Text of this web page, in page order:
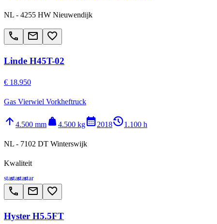
NL - 4255 HW Nieuwendijk
call email favorite_border
Linde H45T-02
€ 18.950
Gas Vierwiel Vorkheftruck
arrow_upward 4.500 mm weight 4.500 kgcalendar_month2018history_21.100 h
NL - 7102 DT Winterswijk
Kwaliteit
starstarstarstar
call email favorite_border
Hyster H5.5FT